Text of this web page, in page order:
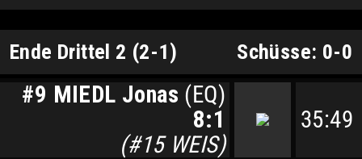
Ende Drittel 2 (2-1) Schüsse: 0-0
35:49
#9 MIEDL Jonas (EQ)
8:1
(#15 WEIS)